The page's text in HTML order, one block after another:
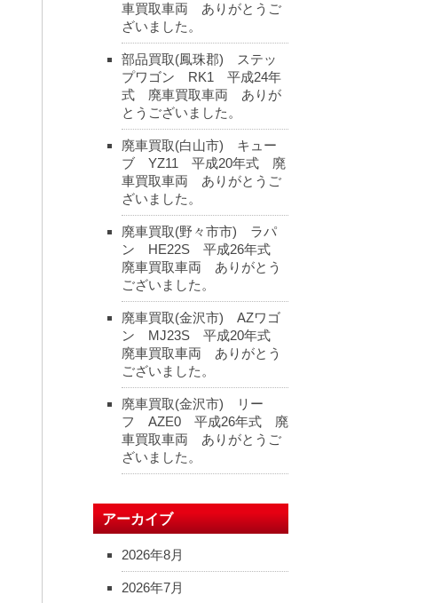
車買取車両 ありがとうご
ざいました。
部品買取(鳳珠郡) ステッ
プワゴン RK1 平成24年
式 廃車買取車両 ありが
とうございました。
廃車買取(白山市) キュー
ブ YZ11 平成20年式 廃
車買取車両 ありがとうご
ざいました。
廃車買取(野々市市) ラパ
ン HE22S 平成26年式
廃車買取車両 ありがとう
ございました。
廃車買取(金沢市) AZワゴ
ン MJ23S 平成20年式
廃車買取車両 ありがとう
ございました。
廃車買取(金沢市) リー
フ AZE0 平成26年式 廃
車買取車両 ありがとうご
ざいました。
アーカイブ
2026年8月
2026年7月